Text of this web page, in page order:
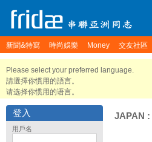
新聞&特寫 時尚娛樂 Money 交友社區
Please select your preferred language.
請選擇你慣用的語言。
请选择你惯用的语言。
登入
用戶名
JAPAN :